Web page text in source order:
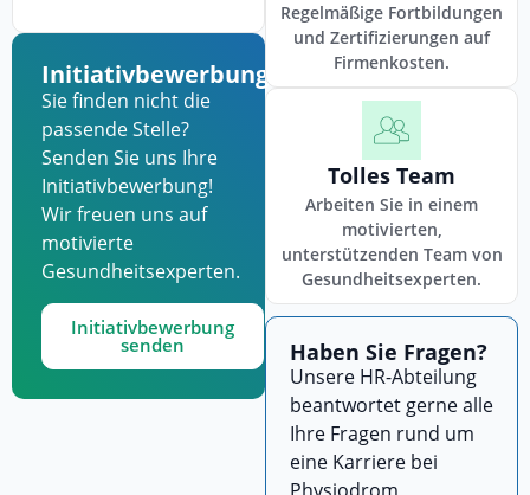
Initiativbewerbung
Sie finden nicht die
passende Stelle?
Senden Sie uns Ihre
Initiativbewerbung!
Wir freuen uns auf
motivierte
Gesundheitsexperten.
Initiativbewerbung
senden
Regelmäßige Fortbildungen
und Zertifizierungen auf
Firmenkosten.
Tolles Team
Arbeiten Sie in einem
motivierten,
unterstützenden Team von
Gesundheitsexperten.
Haben Sie Fragen?
Unsere HR-Abteilung
beantwortet gerne alle
Ihre Fragen rund um
eine Karriere bei